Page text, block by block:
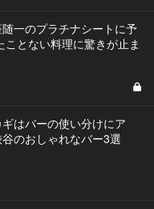
一のプラチナシートに予
ことない料理に驚きが止ま
はバーの使い分けにア
のおしゃれなバー3選